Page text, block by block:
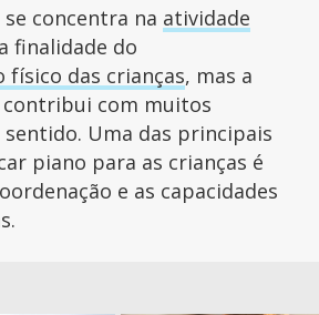
se concentra na atividade
finalidade do
físico das crianças, mas a
com muitos
Uma das principais
piano para as crianças é
e as capacidades